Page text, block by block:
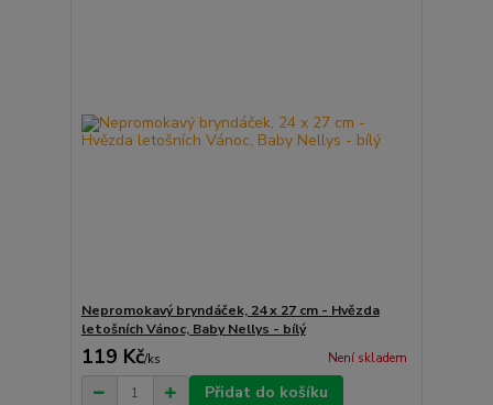
Nepromokavý bryndáček, 24 x 27 cm - Hvězda
letošních Vánoc, Baby Nellys - bílý
119 Kč/ks Není skladem
Přidat do košíku